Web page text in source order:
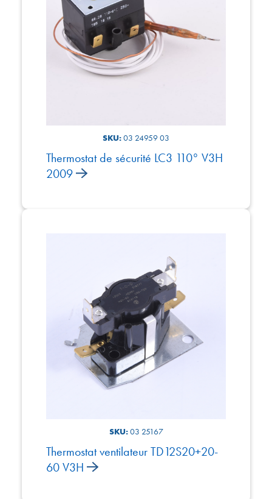
SKU:03 24959 03
Thermostat de sécurité LC3 110° V3H
2009
SKU:03 25167
Thermostat ventilateur TD12S20+20-
60 V3H